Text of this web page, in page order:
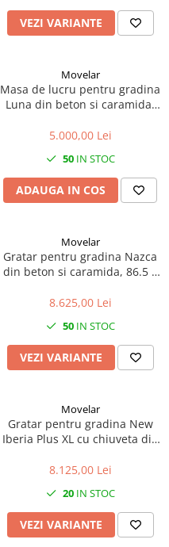
VEZI VARIANTE
Movelar
Masa de lucru pentru gradina
Luna din beton si caramida,
5.000,00 Lei
50IN STOC
ADAUGA IN COS
Movelar
Gratar pentru gradina Nazca
din beton si caramida, 86.5 ×
8.625,00 Lei
50IN STOC
VEZI VARIANTE
Movelar
Gratar pentru gradina New
Iberia Plus XL cu chiuveta din
190 cm
8.125,00 Lei
20IN STOC
VEZI VARIANTE